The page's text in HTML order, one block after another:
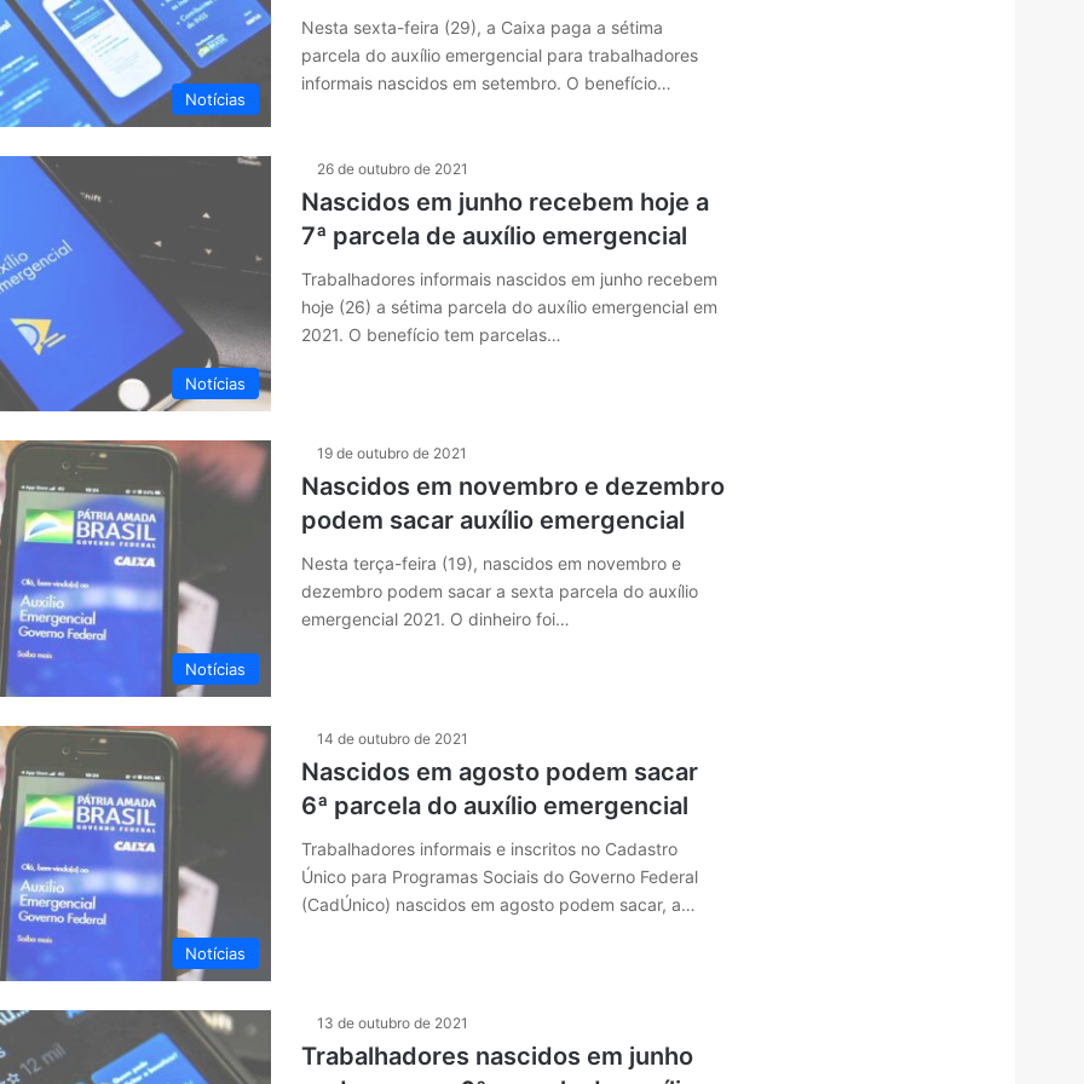
Notícias
Nesta sexta-feira (29), a Caixa paga a sétima
parcela do auxílio emergencial para trabalhadores
informais nascidos em setembro. O benefício…
Notícias
26 de outubro de 2021
Nascidos em junho recebem hoje a
7ª parcela de auxílio emergencial
Trabalhadores informais nascidos em junho recebem
hoje (26) a sétima parcela do auxílio emergencial em
2021. O benefício tem parcelas…
Notícias
19 de outubro de 2021
Nascidos em novembro e dezembro
podem sacar auxílio emergencial
Nesta terça-feira (19), nascidos em novembro e
dezembro podem sacar a sexta parcela do auxílio
emergencial 2021. O dinheiro foi…
Notícias
14 de outubro de 2021
Nascidos em agosto podem sacar
6ª parcela do auxílio emergencial
Trabalhadores informais e inscritos no Cadastro
Único para Programas Sociais do Governo Federal
(CadÚnico) nascidos em agosto podem sacar, a…
13 de outubro de 2021
Trabalhadores nascidos em junho